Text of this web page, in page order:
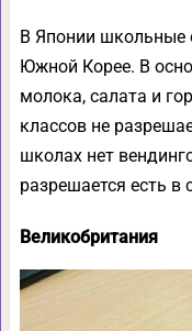
В Японии школьные
Южной Корее. В
молока, салата и
классов не
школах нет
разрешается есть в
Великобритания